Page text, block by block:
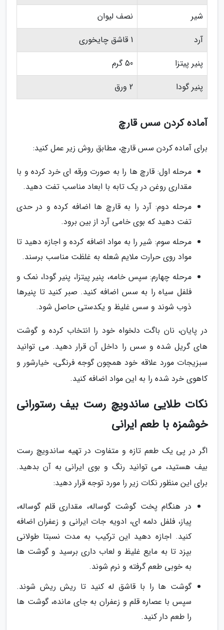
شیر
نصف لیوان
آرد
1 قاشق چایخوری
پنیر پیتزا
50 گرم
پنیر گودا
2 ورق
آماده کردن سس قارچ
برای آماده کردن سس قارچ، مطابق روش زیر عمل کنید:
مرحله اول: قارچ ها را به صورت ورقه ای خرد کرده و با
مقداری روغن در یک تابه با ابعاد مناسب تفت دهید.
مرحله دوم: آرد را به قارچ ها اضافه کرده و در حدی
تفت دهید که بوی خامی آرد از بین برود.
مرحله سوم: شیر را به مواد اضافه کرده و اجازه دهید تا
مواد روی حرارت ملایم شعله به غلظت مناسب برسند.
مرحله چهارم: سپس خامه، پنیر پیتزا، پنیر گودا، نمک و
فلفل سیاه را به سس اضافه کنید. صبر کنید تا پنیرها
ذوب شوند و سس غلیظ و یکدستی حاصل شود.
در پایان، نان باگت دلخواه خود را انتخاب کرده و گوشت
های گریل شده و سس را داخل آن قرار دهید. می توانید
سبزیجات مورد علاقه خود همچون گوجه فرنگی، خیارشور و
کاهوی خرد شده را به این مواد اضافه کنید.
نکات طلایی ساندویچ رست بیف رستورانی
خوشمزه با طعم ایرانی
اگر در پی یک طعم تازه و متفاوت در تهیه ساندویچ رست
بیف هستید، می توانید رنگ و بوی ایرانی به آن بدهید.
برای این منظور نکات زیر را مورد توجه قرار دهید:
در هنگام پخت گوشت گوساله، مقداری قلم گوساله،
پیاز، فلفل دلمه ای، ادویه جات ایرانی و زعفران اضافه
کنید. اجازه دهید این ترکیب به مدت نسبتا طولانی
بپزد تا به مایع غلیظ و لعاب داری برسید و گوشت ها
به خوبی طعم گرفته و نرم شوند.
گوشت ها را با قاشق له کنید تا ریش ریش شوند.
سپس با عصاره قلم و زعفران به جای مانده، گوشت ها
را طعم دار کنید.